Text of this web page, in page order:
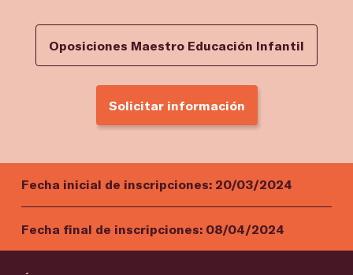
Oposiciones Maestro Educación Infantil
Solicitar información
Fecha inicial de inscripciones: 20/03/2024
Fecha final de inscripciones: 08/04/2024